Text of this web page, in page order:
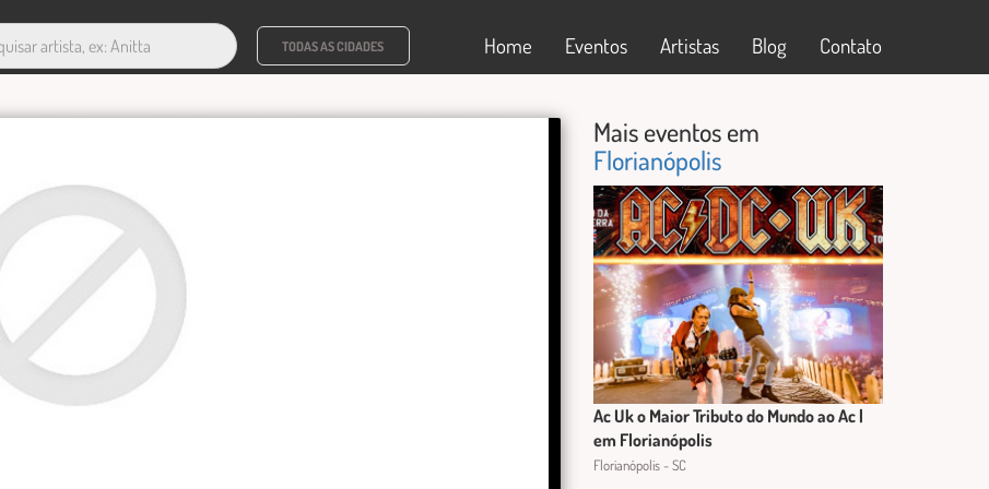
TODAS AS CIDADES Home Eventos Artistas Blog Contato
Mais eventos em
Florianópolis
Ac Uk o Maior Tributo do Mundo ao Ac |
em Florianópolis
Florianópolis - SC